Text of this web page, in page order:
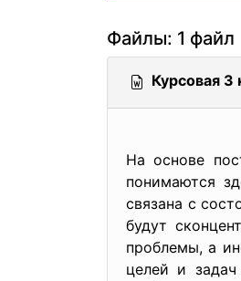
Файлы: 1 файл
Курсовая 3
На основе
понимаются
связана с
будут
проблемы, а
целей и